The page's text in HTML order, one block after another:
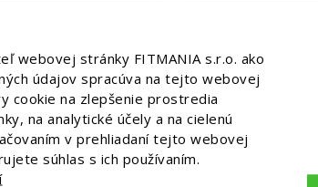
webovej stránky FITMANIA s.r.o. ako
údajov spracúva na tejto webovej
cookie na zlepšenie prostredia
na analytické účely a na cielenú
v prehliadaní tejto webovej
súhlas s ich používaním.